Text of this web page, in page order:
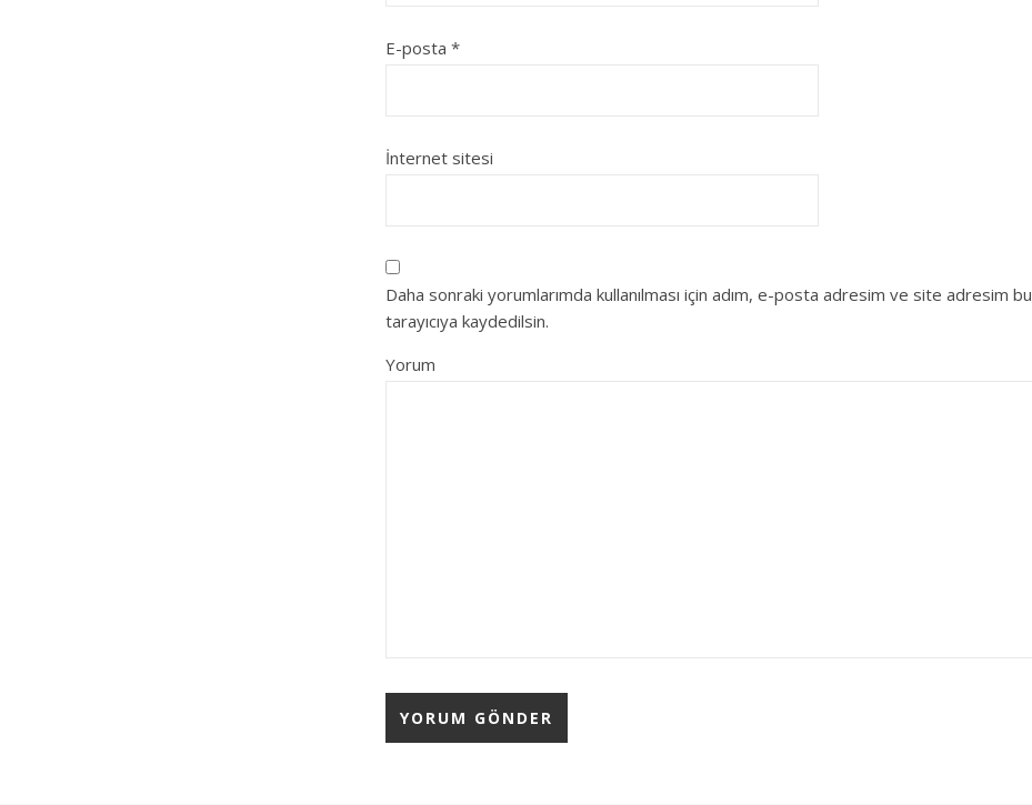
E-posta *
İnternet sitesi
Daha sonraki yorumlarımda kullanılması için adım, e-posta adresim ve site adresim bu
tarayıcıya kaydedilsin.
Yorum